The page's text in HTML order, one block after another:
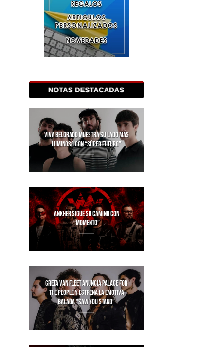
VIVA BELGRADO MUESTRA SU LADO MÁS
LUMINOSO CON “SÚPER FUTURO”
ANKHER SIGUE SU CAMINO CON
“MOMENTO”
GRETA VAN FLEET ANUNCIA PALACE FOR
THE PEOPLE Y ESTRENA LA EMOTIVA
BALADA “SAW YOU STAND”